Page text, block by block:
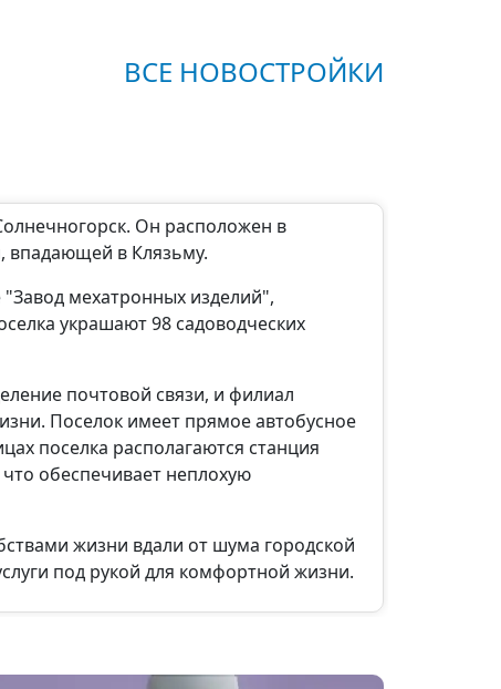
ВСЕ НОВОСТРОЙКИ
Он расположен в
впадающей в Клязьму.
мехатронных изделий",
украшают 98 садоводческих
почтовой связи, и филиал
Поселок имеет прямое автобусное
поселка располагаются станция
обеспечивает неплохую
жизни вдали от шума городской
под рукой для комфортной жизни.